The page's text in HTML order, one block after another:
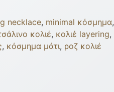
necklace, minimal κόσμημα,
κολιέ, κολιέ layering,
, κόσμημα μάτι, ροζ κολιέ